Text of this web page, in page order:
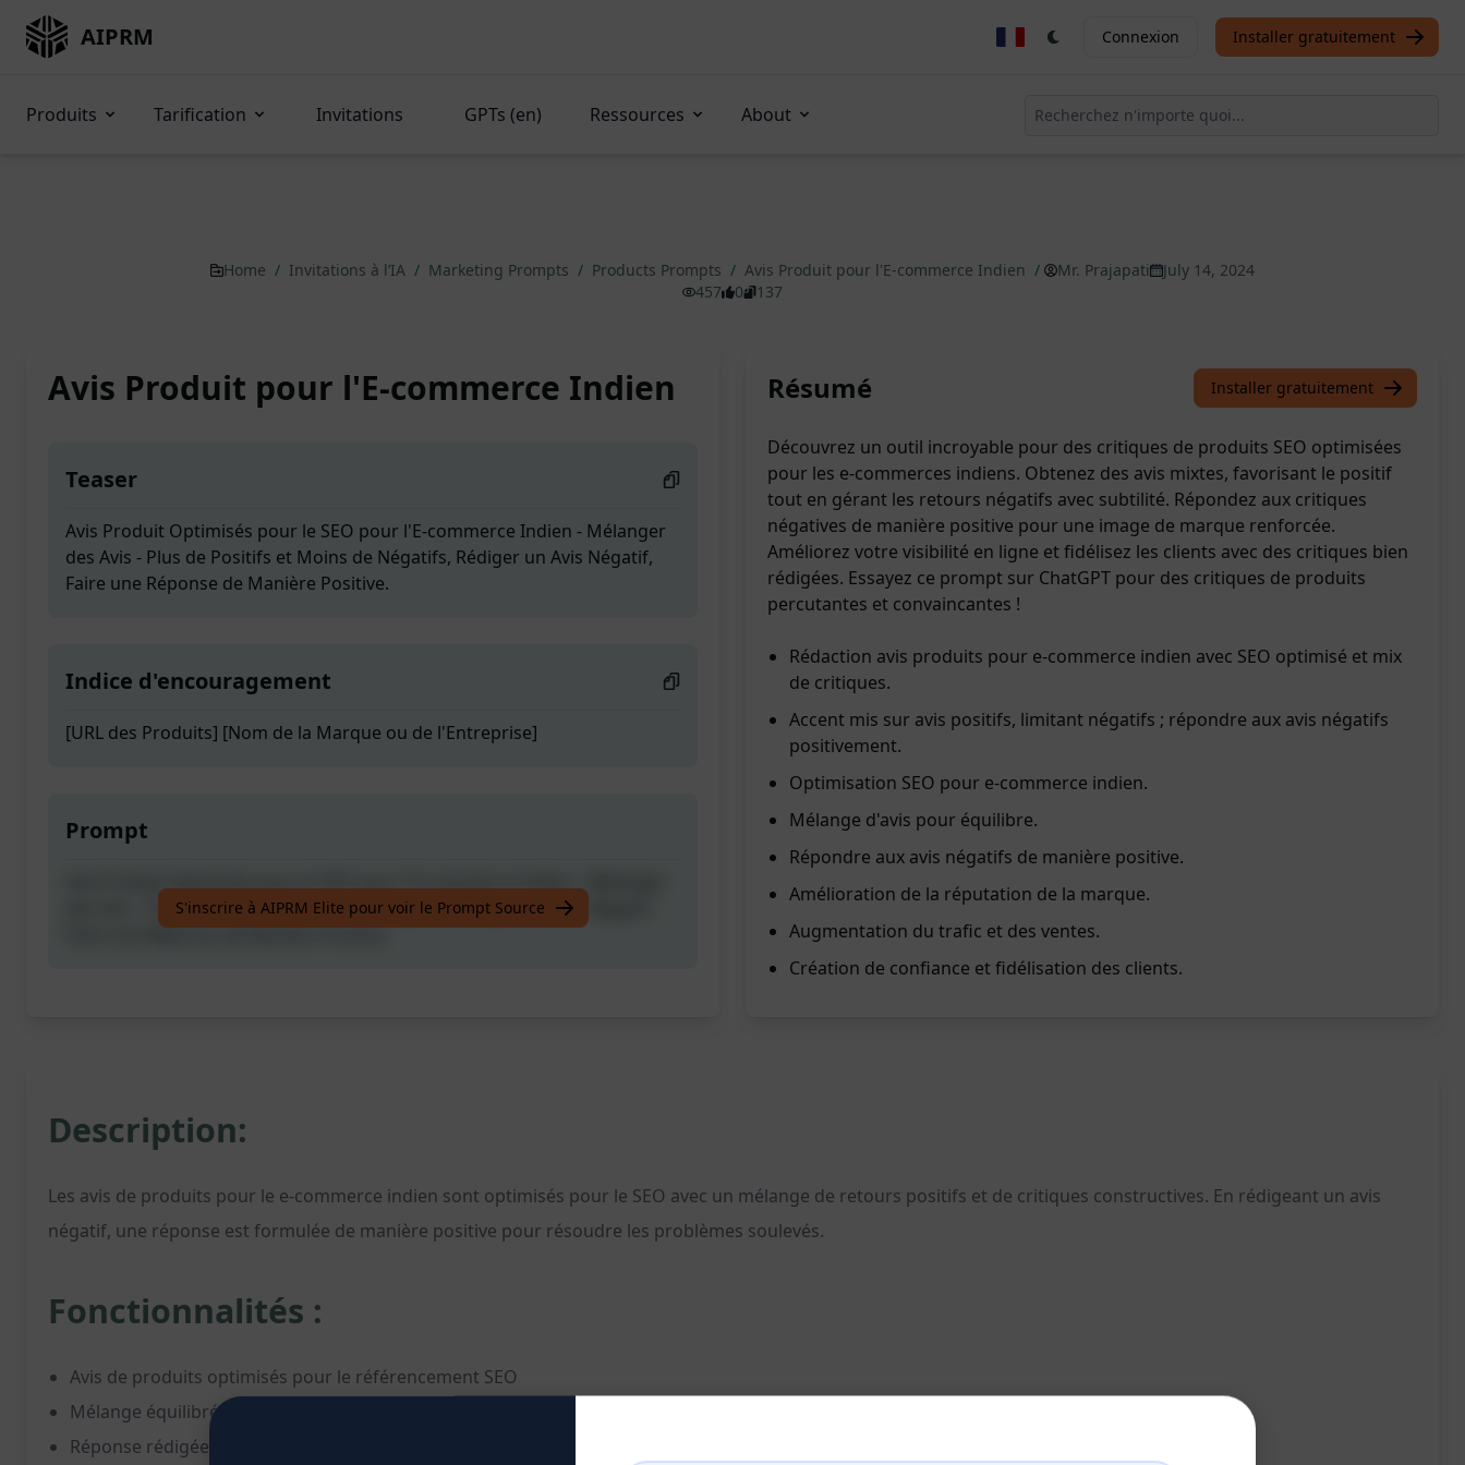
AIPRM Connexion Installer gratuitement
Produits Tarification Invitations GPTs (en) Ressources About
Home / Invitations à l’IA / Marketing Prompts / Products Prompts / Avis Produit pour l'E-commerce Indien / Mr. Prajapati
July 14, 2024
457
0 137
Avis Produit pour l'E-commerce Indien
Teaser
Avis Produit Optimisés pour le SEO pour l'E-commerce Indien - Mélanger
des Avis - Plus de Positifs et Moins de Négatifs, Rédiger un Avis Négatif,
Faire une Réponse de Manière Positive.
Indice d'encouragement
[URL des Produits] [Nom de la Marque ou de l'Entreprise]
Prompt
des Avis - Plus de Positifs et Moins de Négatifs, Rédiger un Avis Négatif,
Faire une Réponse de Manière Positive.
S'inscrire à AIPRM Elite pour voir le Prompt Source
Résumé Installer gratuitement
Découvrez un outil incroyable pour des critiques de produits SEO optimisées
pour les e-commerces indiens. Obtenez des avis mixtes, favorisant le positif
tout en gérant les retours négatifs avec subtilité. Répondez aux critiques
négatives de manière positive pour une image de marque renforcée.
Améliorez votre visibilité en ligne et fidélisez les clients avec des critiques bien
rédigées. Essayez ce prompt sur ChatGPT pour des critiques de produits
percutantes et convaincantes !
Rédaction avis produits pour e-commerce indien avec SEO optimisé et mix
de critiques.
Accent mis sur avis positifs, limitant négatifs ; répondre aux avis négatifs
positivement.
Optimisation SEO pour e-commerce indien.
Mélange d'avis pour équilibre.
Répondre aux avis négatifs de manière positive.
Amélioration de la réputation de la marque.
Augmentation du trafic et des ventes.
Création de confiance et fidélisation des clients.
Description:
Les avis de produits pour le e-commerce indien sont optimisés pour le SEO avec un mélange de retours positifs et de critiques constructives. En rédigeant un avis
négatif, une réponse est formulée de manière positive pour résoudre les problèmes soulevés.
Fonctionnalités :
Avis de produits optimisés pour le référencement SEO
Mélange équilibré d'avis positifs et de critiques constructives
Réponse rédigée de manière positive aux avis négatifs pour renforcer la satisfaction client